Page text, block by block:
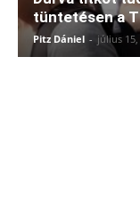
tüntetésen a
Pitz Dániel - július 15,